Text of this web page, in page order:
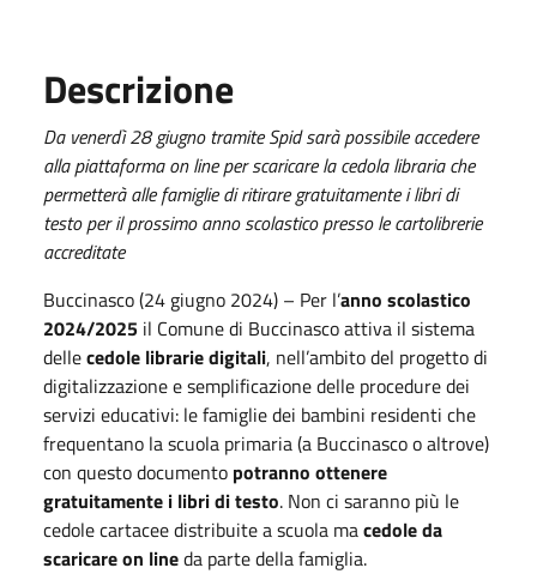
Descrizione
Da venerdì 28 giugno tramite Spid sarà possibile accedere
alla piattaforma on line per scaricare la cedola libraria che
permetterà alle famiglie di ritirare gratuitamente i libri di
testo per il prossimo anno scolastico presso le cartolibrerie
accreditate
Buccinasco (24 giugno 2024) – Per l’anno scolastico
2024/2025 il Comune di Buccinasco attiva il sistema
dellecedole librarie digitali, nell’ambito del progetto di
digitalizzazione e semplificazione delle procedure dei
servizi educativi: le famiglie dei bambini residenti che
frequentano la scuola primaria (a Buccinasco o altrove)
con questo documento potranno ottenere
gratuitamente i libri di testo. Non ci saranno più le
cedole cartacee distribuite a scuola macedole da
scaricare on lineda parte della famiglia.